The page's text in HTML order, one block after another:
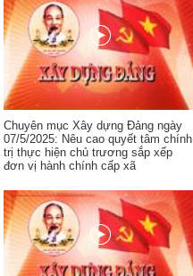
Chuyên mục Xây dựng Đảng ngày
07/5/2025: Nêu cao quyết tâm chính
trị thực hiện chủ trương sắp xếp
đơn vị hành chính cấp xã